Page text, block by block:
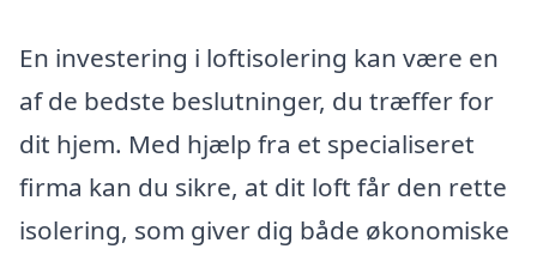
En investering i loftisolering kan være en
af de bedste beslutninger, du træffer for
dit hjem. Med hjælp fra et specialiseret
firma kan du sikre, at dit loft får den rette
isolering, som giver dig både økonomiske